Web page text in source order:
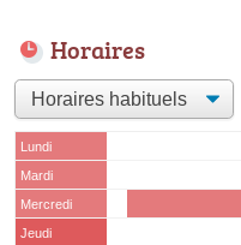
Horaires
Lundi
Mardi
Mercredi
Jeudi